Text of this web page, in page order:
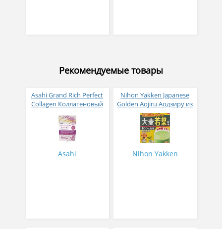
Рекомендуемые товары
Asahi Grand Rich Perfect
Collagen Коллагеновый
плацентой и
изофлавонами сои 228
гр
Asahi
Nihon Yakken Japanese
Golden Aojiru Аодзиру из
листьев молодого
ячменя
Nihon Yakken